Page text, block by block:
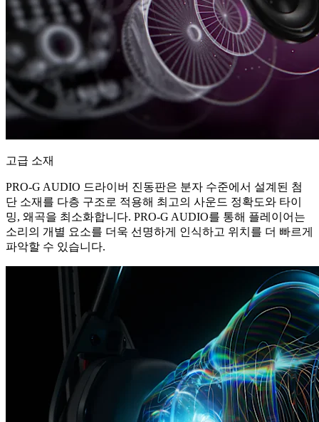
고급 소재
PRO-G AUDIO 드라이버 진동판은 분자 수준에서 설계된 첨
단 소재를 다층 구조로 적용해 최고의 사운드 정확도와 타이
밍, 왜곡을 최소화합니다. PRO-G AUDIO를 통해 플레이어는
소리의 개별 요소를 더욱 선명하게 인식하고 위치를 더 빠르게
파악할 수 있습니다.